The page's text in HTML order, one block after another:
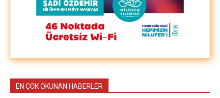
EN ÇOK OKUNAN HABERLER